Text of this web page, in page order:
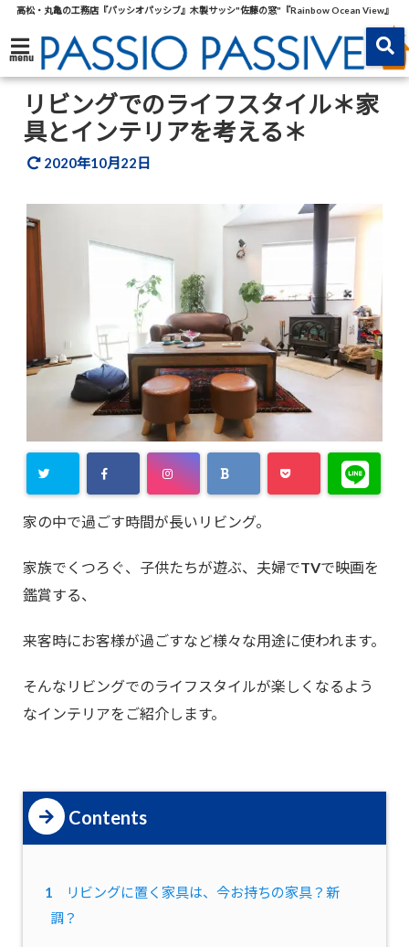
高松・丸亀の工務店『パッシオパッシブ』木製サッシ"佐藤の窓"『Rainbow Ocean View』
menu
リビングでのライフスタイル＊家
具とインテリアを考える＊
2020年10月22日
家の中で過ごす時間が長いリビング。
家族でくつろぐ、子供たちが遊ぶ、夫婦でTVで映画を
鑑賞する、
来客時にお客様が過ごすなど様々な用途に使われます。
そんなリビングでのライフスタイルが楽しくなるよう
なインテリアをご紹介します。
Contents
1
リビングに置く家具は、今お持ちの家具？新
調？